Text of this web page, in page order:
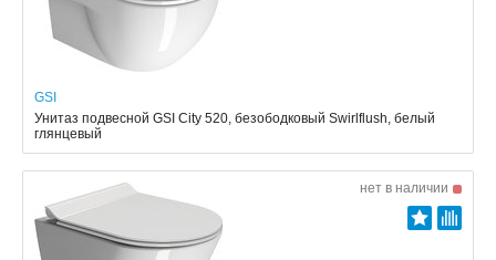
GSI
Унитаз подвесной GSI City 520, безободковый Swirlflush, белый
глянцевый
нет в наличии